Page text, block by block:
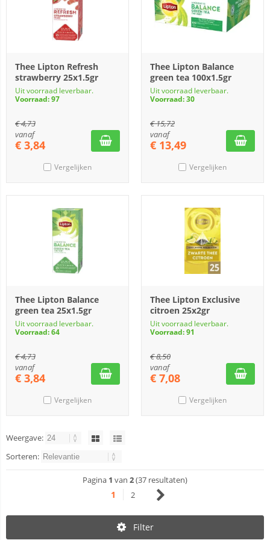
Thee Lipton Refresh
strawberry 25x1.5gr
Uit voorraad leverbaar.
Voorraad: 97
€4,73
vanaf
€ 3,84
Vergelijken
Thee Lipton Balance
green tea 100x1.5gr
Uit voorraad leverbaar.
Voorraad: 30
€15,72
vanaf
€ 13,49
Vergelijken
Thee Lipton Balance
green tea 25x1.5gr
Uit voorraad leverbaar.
Voorraad: 64
€4,73
vanaf
€ 3,84
Vergelijken
Thee Lipton Exclusive
citroen 25x2gr
Uit voorraad leverbaar.
Voorraad: 91
€8,50
vanaf
€ 7,08
Vergelijken
Weergave:
Sorteren:
Pagina 1 van 2(37 resultaten)
1 2
Filter